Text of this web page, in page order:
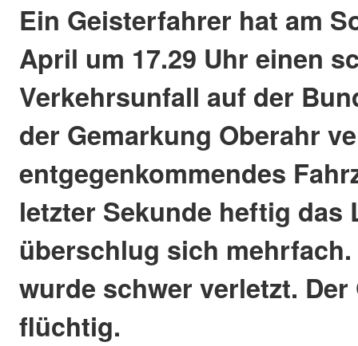
Ein Geisterfahrer hat am
April um 17.29 Uhr einen
Verkehrsunfall auf der
der Gemarkung Oberahr
entgegenkommendes
letzter Sekunde heftig das
überschlug sich mehrfach.
wurde schwer verletzt.
flüchtig.